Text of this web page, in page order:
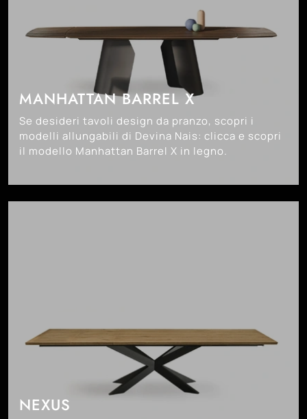
MANHATTAN BARREL X
Se desideri tavoli design da pranzo, scopri i
modelli allungabili di Devina Nais: clicca e scopri
il modello Manhattan Barrel X in legno.
NEXUS